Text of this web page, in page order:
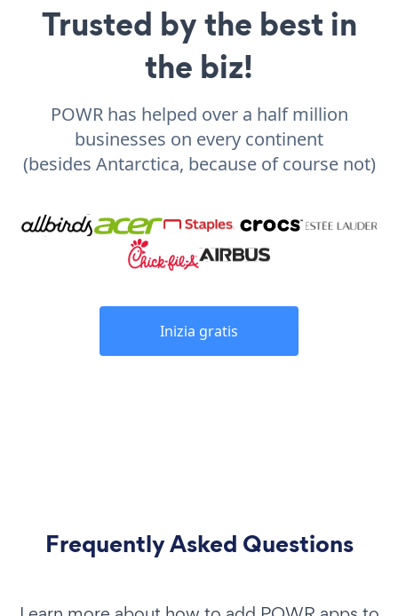
Trusted by the best in
the biz!
POWR has helped over a half million
businesses on every continent
(besides Antarctica, because of course not)
Inizia gratis
Frequently Asked Questions